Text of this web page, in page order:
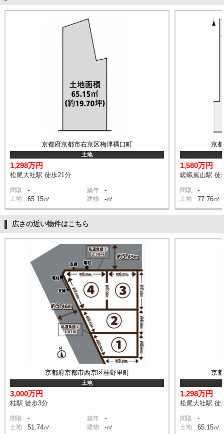
京都府京都市右京区梅津構口町
土地
1,298万円
松尾大社駅 徒歩21分
間取 - 築年 -
土地 65.15㎡ 建物 -㎡
京
1,580万円
嵯峨嵐山駅 徒
間取 -
土地 77.76㎡
広さの近い物件はこちら
京都府京都市西京区桂野里町
土地
3,000万円
桂駅 徒歩3分
間取 - 築年 -
土地 51.74㎡ 建物 -㎡
京
1,298万円
松尾大社駅 徒
間取 -
土地 65.15㎡